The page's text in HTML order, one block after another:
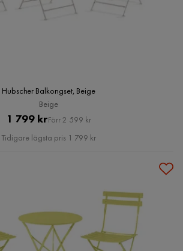
Hubscher Balkongset, Beige
Beige
Pris
1 799 krOriginal
Pris
Förr 2 599 kr
Tidigare lägsta pris 1 799 kr